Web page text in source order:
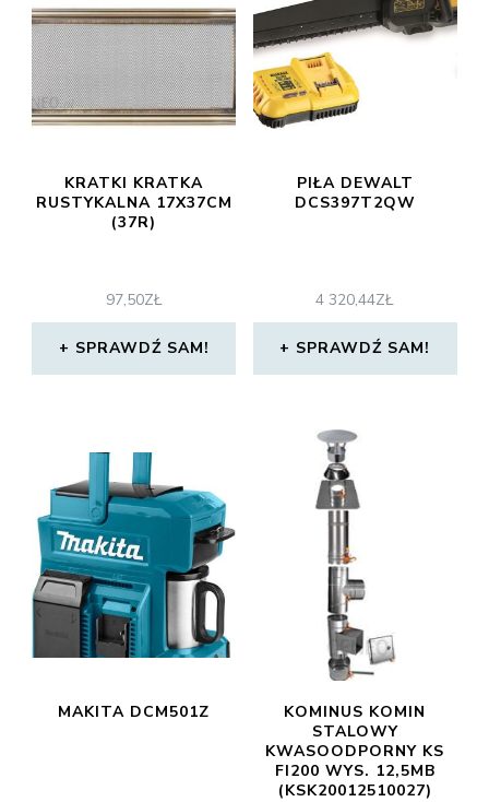
KRATKI KRATKA
RUSTYKALNA 17X37CM
(37R)
97,50ZŁ
SPRAWDŹ SAM!
PIŁA DEWALT
DCS397T2QW
4 320,44ZŁ
SPRAWDŹ SAM!
MAKITA DCM501Z
KOMINUS KOMIN
STALOWY
KWASOODPORNY KS
FI200 WYS. 12,5MB
(KSK20012510027)